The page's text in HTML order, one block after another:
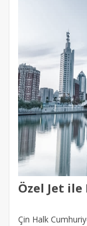
Özel Jet
Çin Halk